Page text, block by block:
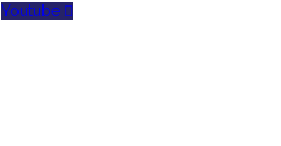
Youtube